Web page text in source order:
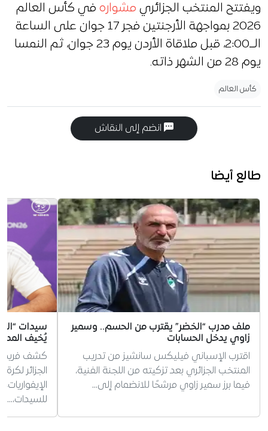
ويفتتح المنتخب الجزائري مشواره في كأس العالم
2026 بمواجهة الأرجنتين فجر 17 جوان على الساعة
الــ2:00، قبل ملاقاة الأردن يوم 23 جوان، ثم النمسا
يوم 28 من الشهر ذاته.
كأس العالم
انضم إلى النقاش
طالع أيضا
ملف مدرب “الخضر” يقترب من الحسم.. وسمير
زاوي يدخل الحسابات
اقترب الإسباني فيليكس سانشيز من تدريب
المنتخب الجزائري بعد تزكيته من اللجنة الفنية،
فيما برز سمير زاوي مرشحًا للانضمام إلى…
سيدات
يُخيف
كشف فريد
الجزائر
للسيدات،…